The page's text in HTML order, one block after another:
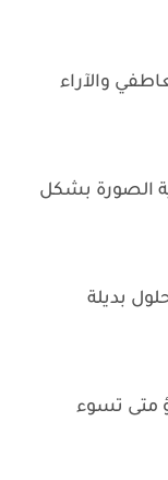
والآراء
الصورة بشكل
بديلة
متى تسوء